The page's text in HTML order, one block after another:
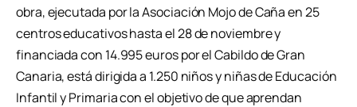
obra, ejecutada por la Asociación Mojo de Caña en 25
centros educativos hasta el 28 de noviembre y
financiada con 14.995 euros por el Cabildo de Gran
Canaria, está dirigida a 1.250 niños y niñas de Educación
Infantil y Primaria con el objetivo de que aprendan